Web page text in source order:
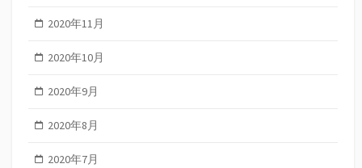
2020年11月
2020年10月
2020年9月
2020年8月
2020年7月